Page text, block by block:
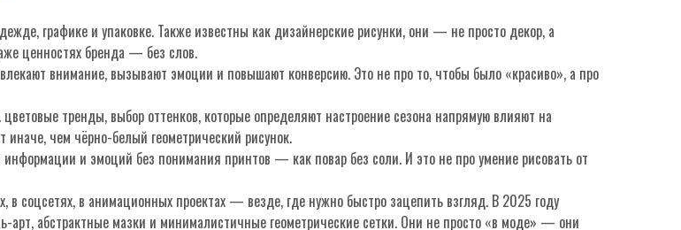
графике и упаковке. Также известны как дизайнерские рисунки, они — не просто декор, а
ценностях бренда — без слов.
внимание, вызывают эмоции и повышают конверсию. Это не про то, чтобы было «красиво», а про
цветовые тренды, выбор оттенков, которые определяют настроение сезона напрямую влияют на
иначе, чем чёрно-белый геометрический рисунок.
информации и эмоций без понимания принтов — как повар без соли. И это не про умение рисовать от
соцсетях, в анимационных проектах — везде, где нужно быстро зацепить взгляд. В 2025 году
арт, абстрактные мазки и минималистичные геометрические сетки. Они не просто «в моде» — они